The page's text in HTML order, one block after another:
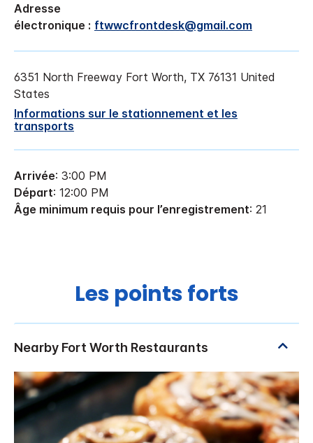
Adresse
électronique : ftwwcfrontdesk@gmail.com
6351 North Freeway Fort Worth, TX 76131 United
States
Informations sur le stationnement et les
transports
Arrivée: 3:00 PM
Départ: 12:00 PM
Âge minimum requis pour l’enregistrement: 21
Les points forts